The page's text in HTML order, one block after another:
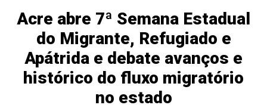
Acre abre 7ª Semana Estadual
do Migrante, Refugiado e
Apátrida e debate avanços e
histórico do fluxo migratório
no estado